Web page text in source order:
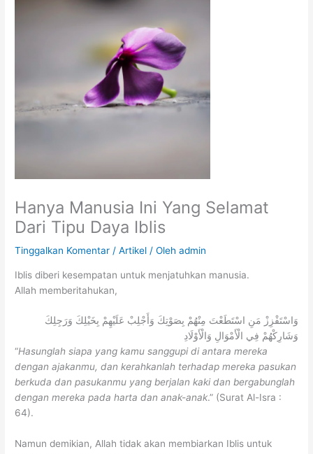
Hanya Manusia Ini Yang Selamat
Dari Tipu Daya Iblis
Tinggalkan Komentar /Artikel / Olehadmin
Iblis diberi kesempatan untuk menjatuhkan manusia.
Allah memberitahukan,
وَاسْتَفْزِزْ مَنِ اسْتَطَعْتَ مِنْهُمْ بِصَوْتِكَ وَأَجْلِبْ عَلَيْهِمْ بِخَيْلِكَ وَرَجِلِكَ
وَشَارِكْهُمْ فِي الْأَمْوَالِ وَالْأَوْلَادِ
“Hasunglah siapa yang kamu sanggupi di antara mereka
dengan ajakanmu, dan kerahkanlah terhadap mereka pasukan
berkuda dan pasukanmu yang berjalan kaki dan bergabunglah
dengan mereka pada harta dan anak-anak.” (Surat Al-Isra :
64).
Namun demikian, Allah tidak akan membiarkan Iblis untuk